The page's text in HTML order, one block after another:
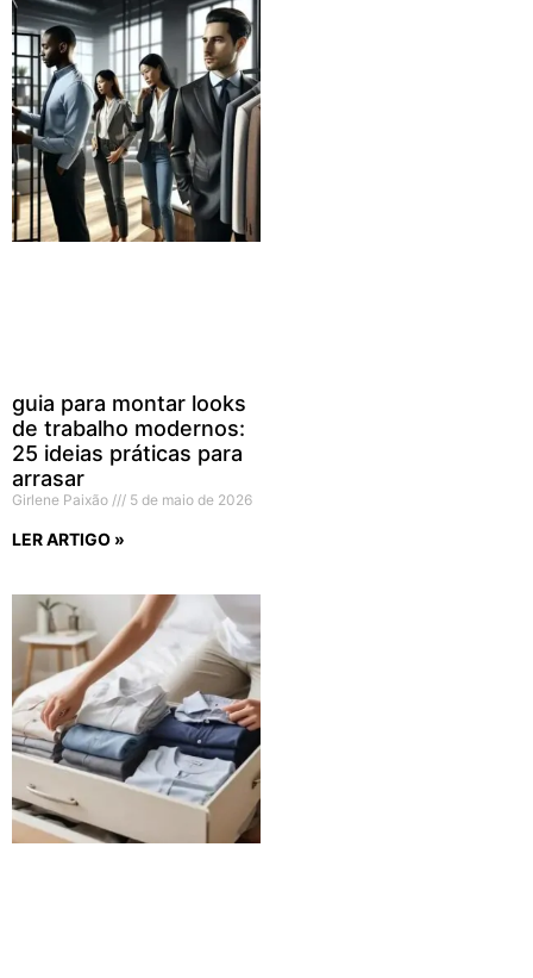
guia para montar looks
de trabalho modernos:
25 ideias práticas para
arrasar
Girlene Paixão 5 de maio de 2026
LER ARTIGO »